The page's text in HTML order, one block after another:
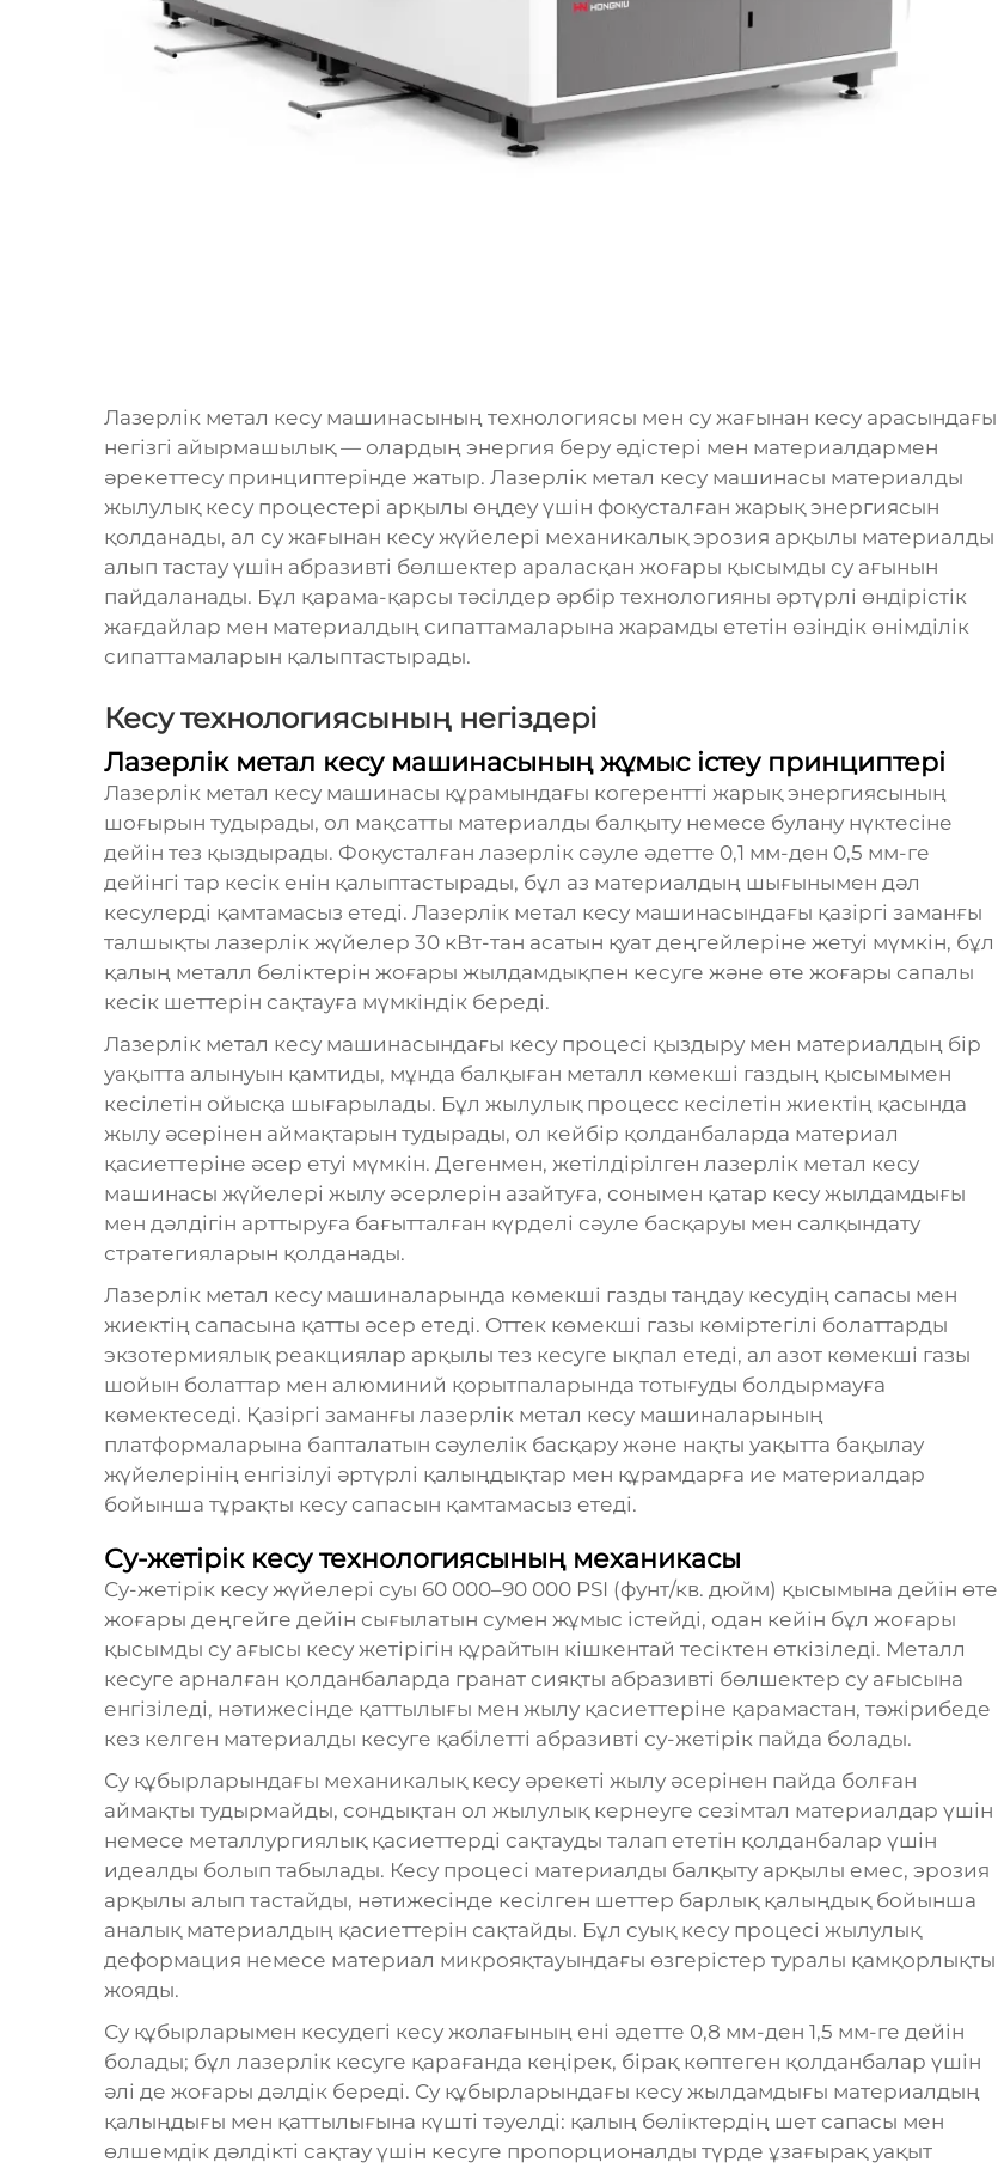
Лазерлік метал кесу машинасының технологиясы мен су жағынан кесу арасындағы
негізгі айырмашылық — олардың энергия беру әдістері мен материалдармен
әрекеттесу принциптерінде жатыр. Лазерлік метал кесу машинасы материалды
жылулық кесу процестері арқылы өңдеу үшін фокусталған жарық энергиясын
қолданады, ал су жағынан кесу жүйелері механикалық эрозия арқылы материалды
алып тастау үшін абразивті бөлшектер араласқан жоғары қысымды су ағынын
пайдаланады. Бұл қарама-қарсы тәсілдер әрбір технологияны әртүрлі өндірістік
жағдайлар мен материалдың сипаттамаларына жарамды ететін өзіндік өнімділік
сипаттамаларын қалыптастырады.
Кесу технологиясының негіздері
Лазерлік метал кесу машинасының жұмыс істеу принциптері
Лазерлік метал кесу машинасы құрамындағы когерентті жарық энергиясының
шоғырын тудырады, ол мақсатты материалды балқыту немесе булану нүктесіне
дейін тез қыздырады. Фокусталған лазерлік сәуле әдетте 0,1 мм-ден 0,5 мм-ге
дейінгі тар кесік енін қалыптастырады, бұл аз материалдың шығынымен дәл
кесулерді қамтамасыз етеді. Лазерлік метал кесу машинасындағы қазіргі заманғы
талшықты лазерлік жүйелер 30 кВт-тан асатын қуат деңгейлеріне жетуі мүмкін, бұл
қалың металл бөліктерін жоғары жылдамдықпен кесуге және өте жоғары сапалы
кесік шеттерін сақтауға мүмкіндік береді.
Лазерлік метал кесу машинасындағы кесу процесі қыздыру мен материалдың бір
уақытта алынуын қамтиды, мұнда балқыған металл көмекші газдың қысымымен
кесілетін ойысқа шығарылады. Бұл жылулық процесс кесілетін жиектің қасында
жылу әсерінен аймақтарын тудырады, ол кейбір қолданбаларда материал
қасиеттеріне әсер етуі мүмкін. Дегенмен, жетілдірілген лазерлік метал кесу
машинасы жүйелері жылу әсерлерін азайтуға, сонымен қатар кесу жылдамдығы
мен дәлдігін арттыруға бағытталған күрделі сәуле басқаруы мен салқындату
стратегияларын қолданады.
Лазерлік метал кесу машиналарында көмекші газды таңдау кесудің сапасы мен
жиектің сапасына қатты әсер етеді. Оттек көмекші газы көміртегілі болаттарды
экзотермиялық реакциялар арқылы тез кесуге ықпал етеді, ал азот көмекші газы
шойын болаттар мен алюминий қорытпаларында тотығуды болдырмауға
көмектеседі. Қазіргі заманғы лазерлік метал кесу машиналарының
платформаларына бапталатын сәулелік басқару және нақты уақытта бақылау
жүйелерінің енгізілуі әртүрлі қалыңдықтар мен құрамдарға ие материалдар
бойынша тұрақты кесу сапасын қамтамасыз етеді.
Су-жетірік кесу технологиясының механикасы
Су-жетірік кесу жүйелері суы 60 000–90 000 PSI (фунт/кв. дюйм) қысымына дейін өте
жоғары деңгейге дейін сығылатын сумен жұмыс істейді, одан кейін бұл жоғары
қысымды су ағысы кесу жетірігін құрайтын кішкентай тесіктен өткізіледі. Металл
кесуге арналған қолданбаларда гранат сияқты абразивті бөлшектер су ағысына
енгізіледі, нәтижесінде қаттылығы мен жылу қасиеттеріне қарамастан, тәжірибеде
кез келген материалды кесуге қабілетті абразивті су-жетірік пайда болады.
Су құбырларындағы механикалық кесу әрекеті жылу әсерінен пайда болған
аймақты тудырмайды, сондықтан ол жылулық кернеуге сезімтал материалдар үшін
немесе металлургиялық қасиеттерді сақтауды талап ететін қолданбалар үшін
идеалды болып табылады. Кесу процесі материалды балқыту арқылы емес, эрозия
арқылы алып тастайды, нәтижесінде кесілген шеттер барлық қалыңдық бойынша
аналық материалдың қасиеттерін сақтайды. Бұл суық кесу процесі жылулық
деформация немесе материал микрояқтауындағы өзгерістер туралы қамқорлықты
жояды.
Су құбырларымен кесудегі кесу жолағының ені әдетте 0,8 мм-ден 1,5 мм-ге дейін
болады; бұл лазерлік кесуге қарағанда кеңірек, бірақ көптеген қолданбалар үшін
әлі де жоғары дәлдік береді. Су құбырларындағы кесу жылдамдығы материалдың
қалыңдығы мен қаттылығына күшті тәуелді: қалың бөліктердің шет сапасы мен
өлшемдік дәлдікті сақтау үшін кесуге пропорционалды түрде ұзағырақ уақыт